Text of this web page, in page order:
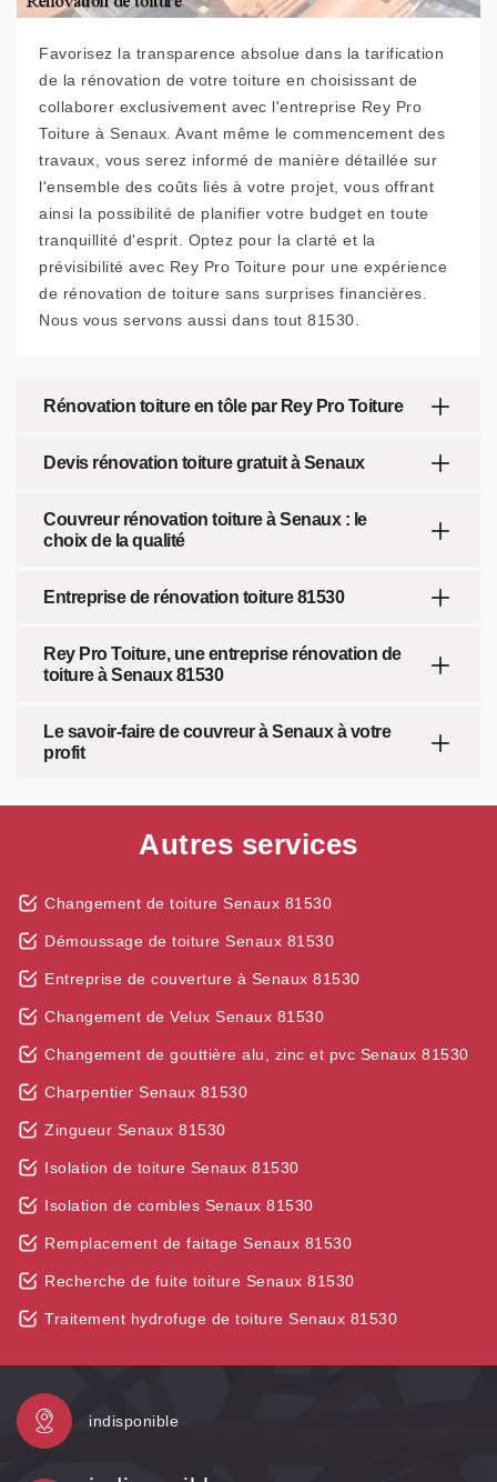
Favorisez la transparence absolue dans la tarification
de la rénovation de votre toiture en choisissant de
collaborer exclusivement avec l'entreprise Rey Pro
Toiture à Senaux. Avant même le commencement des
travaux, vous serez informé de manière détaillée sur
l'ensemble des coûts liés à votre projet, vous offrant
ainsi la possibilité de planifier votre budget en toute
tranquillité d'esprit. Optez pour la clarté et la
prévisibilité avec Rey Pro Toiture pour une expérience
de rénovation de toiture sans surprises financières.
Nous vous servons aussi dans tout 81530.
Rénovation toiture en tôle par Rey Pro Toiture
Devis rénovation toiture gratuit à Senaux
Couvreur rénovation toiture à Senaux : le
choix de la qualité
Entreprise de rénovation toiture 81530
Rey Pro Toiture, une entreprise rénovation de
toiture à Senaux 81530
Le savoir-faire de couvreur à Senaux à votre
profit
Autres services
Changement de toiture Senaux 81530
Démoussage de toiture Senaux 81530
Entreprise de couverture à Senaux 81530
Changement de Velux Senaux 81530
Changement de gouttière alu, zinc et pvc Senaux 81530
Charpentier Senaux 81530
Zingueur Senaux 81530
Isolation de toiture Senaux 81530
Isolation de combles Senaux 81530
Remplacement de faitage Senaux 81530
Recherche de fuite toiture Senaux 81530
Traitement hydrofuge de toiture Senaux 81530
indisponible